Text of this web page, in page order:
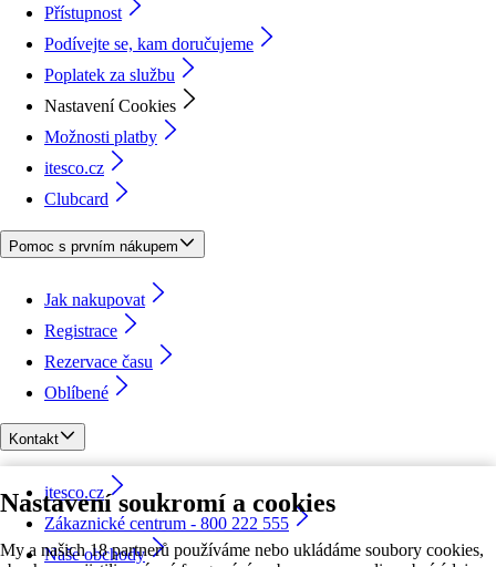
Nastavení soukromí a cookies
My a našich 18 partnerů používáme nebo ukládáme soubory cookies,
Přístupnost
Podívejte se, kam doručujeme
Poplatek za službu
Nastavení Cookies
Možnosti platby
itesco.cz
Clubcard
Pomoc s prvním nákupem
Jak nakupovat
Registrace
Rezervace času
Oblíbené
Kontakt
itesco.cz
Zákaznické centrum - 800 222 555
Naše obchody